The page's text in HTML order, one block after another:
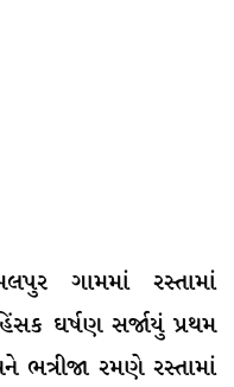
ગામમાં રસ્તામાં
ઘર્ષણ સર્જાયું પ્રથમ
ભત્રીજા રમણે રસ્તામાં